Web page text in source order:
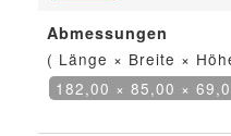
Abmessungen
( Länge × Breite ×
182,00 × 85,00 ×